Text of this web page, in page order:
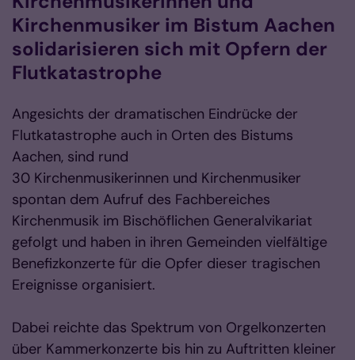
Kirchenmusiker im Bistum Aachen
solidarisieren sich mit Opfern der
Flutkatastrophe
Angesichts der dramatischen Eindrücke der
Flutkatastrophe auch in Orten des Bistums
Aachen, sind rund
30 Kirchenmusikerinnen und Kirchenmusiker
spontan dem Aufruf des Fachbereiches
Kirchenmusik im Bischöflichen Generalvikariat
gefolgt und haben in ihren Gemeinden vielfältige
Benefizkonzerte für die Opfer dieser tragischen
Ereignisse organisiert.
Dabei reichte das Spektrum von Orgelkonzerten
über Kammerkonzerte bis hin zu Auftritten kleiner